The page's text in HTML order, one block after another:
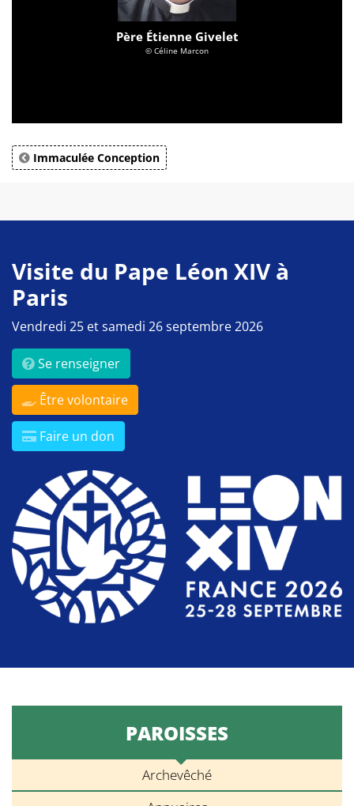
Père Étienne Givelet
© Céline Marcon
Immaculée Conception
Visite du Pape Léon XIV à
Paris
Vendredi 25 et samedi 26 septembre 2026
Se renseigner
Être volontaire
Faire un don
PAROISSES
Archevêché